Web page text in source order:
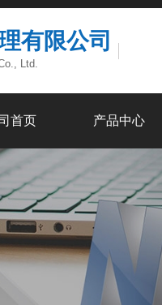
有限公司
Ltd.
首页 产品中心